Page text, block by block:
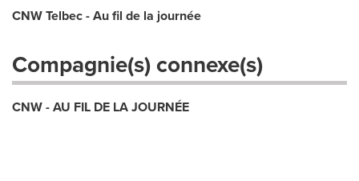
CNW Telbec - Au fil de la journée
Compagnie(s) connexe(s)
CNW - AU FIL DE LA JOURNÉE